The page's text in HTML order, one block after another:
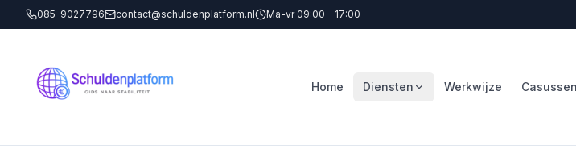
085-9027796 contact@schuldenplatform.nl Ma-vr 09:00 - 17:00
Home Diensten Werkwijze Casussen